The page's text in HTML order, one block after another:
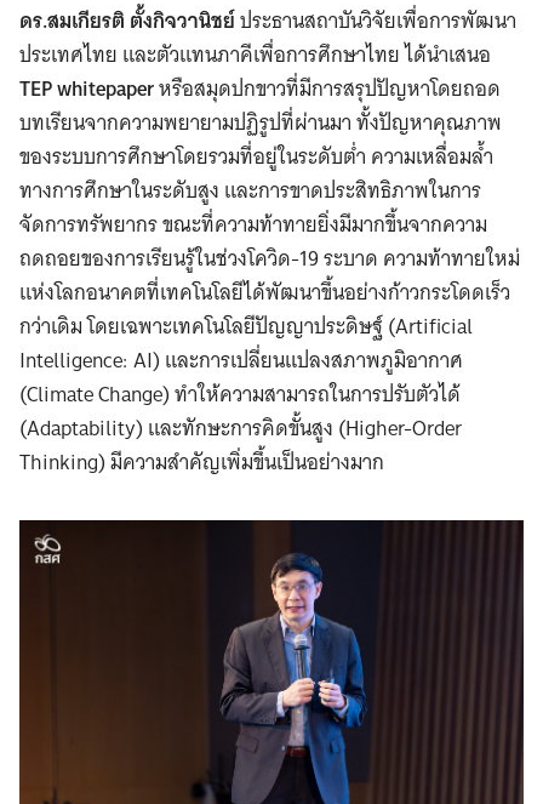
ดร.สมเกียรติ ตั้งกิจวานิชย์ประธานสถาบันวิจัยเพื่อการพัฒนา
ประเทศไทย และตัวแทนภาคีเพื่อการศึกษาไทย ได้นำเสนอ
TEP whitepaperหรือสมุดปกขาวที่มีการสรุปปัญหาโดยถอด
บทเรียนจากความพยายามปฏิรูปที่ผ่านมา ทั้งปัญหาคุณภาพ
ของระบบการศึกษาโดยรวมที่อยู่ในระดับต่ำ ความเหลื่อมล้ำ
ทางการศึกษาในระดับสูง และการขาดประสิทธิภาพในการ
จัดการทรัพยากร ขณะที่ความท้าทายยิ่งมีมากขึ้นจากความ
ถดถอยของการเรียนรู้ในช่วงโควิด-19 ระบาด ความท้าทายใหม่
แห่งโลกอนาคตที่เทคโนโลยีได้พัฒนาขึ้นอย่างก้าวกระโดดเร็ว
กว่าเดิม โดยเฉพาะเทคโนโลยีปัญญาประดิษฐ์ (Artificial
Intelligence: AI) และการเปลี่ยนแปลงสภาพภูมิอากาศ
(Climate Change) ทำให้ความสามารถในการปรับตัวได้
(Adaptability) และทักษะการคิดขั้นสูง (Higher-Order
Thinking) มีความสำคัญเพิ่มขึ้นเป็นอย่างมาก